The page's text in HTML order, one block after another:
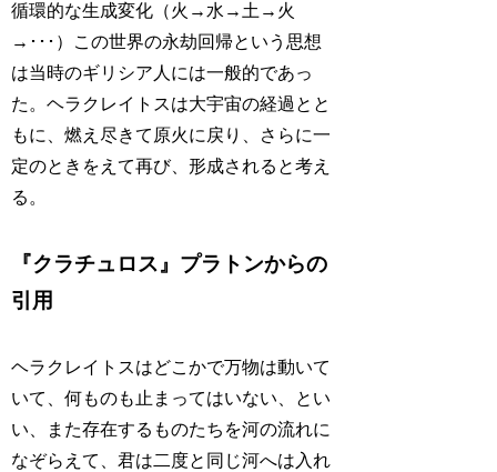
循環的な生成変化（火→水→土→火
→･･･）この世界の永劫回帰という思想
は当時のギリシア人には一般的であっ
た。ヘラクレイトスは大宇宙の経過とと
もに、燃え尽きて原火に戻り、さらに一
定のときをえて再び、形成されると考え
る。
『クラチュロス』プラトンからの
引用
ヘラクレイトスはどこかで万物は動いて
いて、何ものも止まってはいない、とい
い、また存在するものたちを河の流れに
なぞらえて、君は二度と同じ河へは入れ